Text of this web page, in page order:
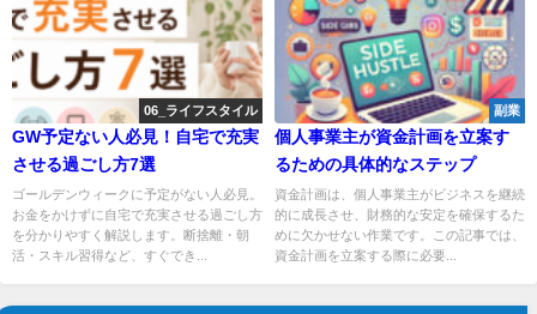
06_ライフスタイル
GW予定ない人必見！自宅で充実
させる過ごし方7選
ゴールデンウィークに予定がない人必見。
お金をかけずに自宅で充実させる過ごし方
を分かりやすく解説します。断捨離・朝
活・スキル習得など、すぐでき...
副業
個人事業主が資金計画を立案す
るための具体的なステップ
資金計画は、個人事業主がビジネスを継続
的に成長させ、財務的な安定を確保するた
めに欠かせない作業です。この記事では、
資金計画を立案する際に必要...